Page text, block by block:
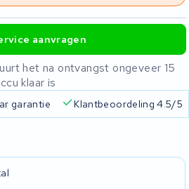
aanvragen
het na ontvangst ongeveer 15
klaar is
garantie Klantbeoordeling 4.5/5